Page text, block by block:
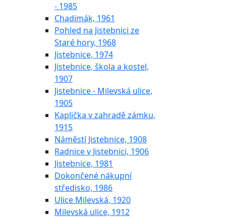
- 1985
Chadimák, 1961
Pohled na Jistebnici ze
Staré hory, 1968
Jistebnice, 1974
Jistebnice, škola a kostel,
1907
Jistebnice - Milevská ulice,
1905
Kaplička v zahradě zámku,
1915
Náměstí Jistebnice, 1908
Radnice v Jistebnici, 1906
Jistebnice, 1981
Dokončené nákupní
středisko, 1986
Ulice Milevská, 1920
Milevská ulice, 1912